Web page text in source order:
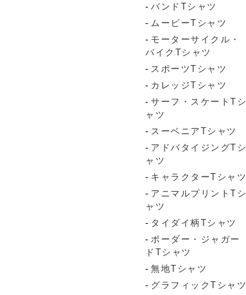
バンドTシャツ
ムービーTシャツ
モーターサイクル・
バイクTシャツ
スポーツTシャツ
カレッジTシャツ
サーフ・スケートTシ
ャツ
スーベニアTシャツ
アドバタイジングTシ
ャツ
キャラクターTシャツ
アニマルプリントTシ
ャツ
タイダイ柄Tシャツ
ボーダー・ジャガー
ドTシャツ
無地Tシャツ
グラフィックTシャツ